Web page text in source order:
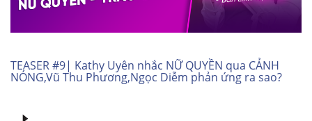
TEASER #9| Kathy Uyên nhắc NỮ QUYỀN qua CẢNH
NÓNG,Vũ Thu Phương,Ngọc Diễm phản ứng ra sao?